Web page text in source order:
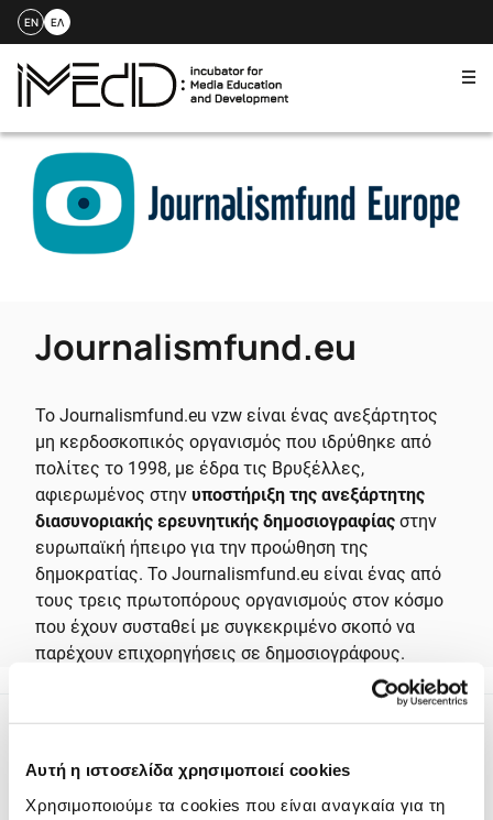
Αυτή η ιστοσελίδα χρησιμοποιεί cookies
Χρησιμοποιούμε τα cookies που είναι αναγκαία για τη
to
content
EN ΕΛ
Journalismfund.eu
Το Journalismfund.eu vzw είναι ένας ανεξάρτητος
μη κερδοσκοπικός οργανισμός που ιδρύθηκε από
πολίτες το 1998, με έδρα τις Βρυξέλλες,
αφιερωμένος στην υποστήριξη της ανεξάρτητης
διασυνοριακής ερευνητικής δημοσιογραφίας στην
ευρωπαϊκή ήπειρο για την προώθηση της
δημοκρατίας. Το Journalismfund.eu είναι ένας από
τους τρεις πρωτοπόρους οργανισμούς στον κόσμο
που έχουν συσταθεί με συγκεκριμένο σκοπό να
παρέχουν επιχορηγήσεις σε δημοσιογράφους.